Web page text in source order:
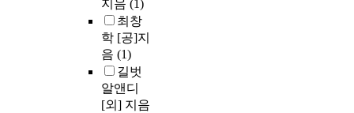
지음 (1)
최창
학 [공]지
음 (1)
길벗
알앤디
[외] 지음